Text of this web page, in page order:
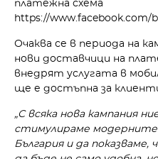
платежна схема
https://www.facebook.com/
Очаква се в периода на
нови доставчици на
внедрят услугата в
ще е достъпна за
„С всяка нова кампания
стимулираме модерните
България и да